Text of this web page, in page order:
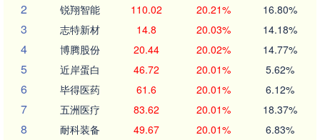
2 锐翔智能 110.02 20.21% 16.80%
3 志特新材 14.8 20.03% 14.18%
4 博腾股份 20.44 20.02% 14.77%
5 近岸蛋白 46.72 20.01% 5.62%
6 毕得医药 61.6 20.01% 6.12%
7 五洲医疗 83.62 20.01% 18.37%
8 耐科装备 49.67 20.01% 6.83%